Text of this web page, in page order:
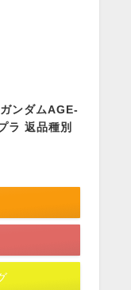
ンダムAGE-
ラ 返品種別